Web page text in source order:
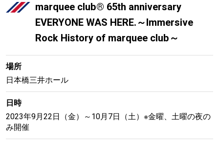
marquee club® 65th anniversary
EVERYONE WAS HERE.～Immersive
Rock History of marquee club～
場所
日本橋三井ホール
日時
2023年9月22日（金）～10月7日（土）※金曜、土曜の夜の
み開催